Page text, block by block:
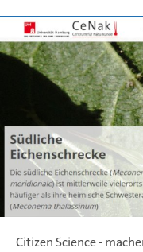
Citizen Science -